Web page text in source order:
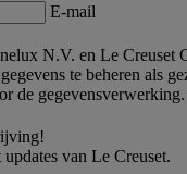
E-mail
N.V. en Le Creuset
te beheren als
de gegevensverwerking.
van Le Creuset.